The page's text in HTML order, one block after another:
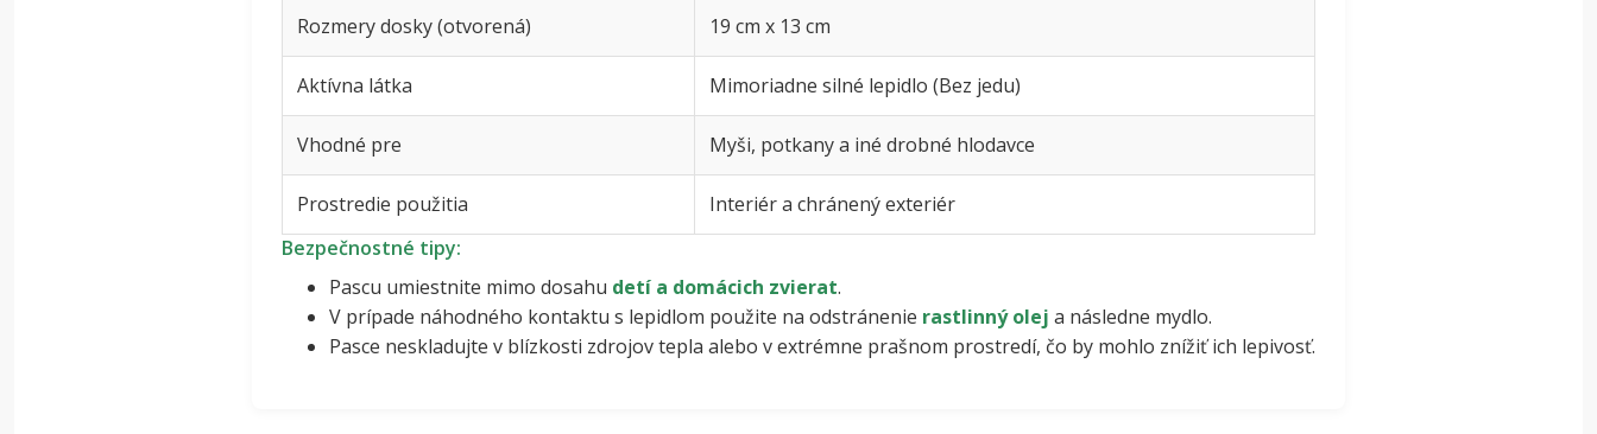
Rozmery dosky (otvorená) 19 cm x 13 cm
Aktívna látka Mimoriadne silné lepidlo (Bez jedu)
Vhodné pre Myši, potkany a iné drobné hlodavce
Prostredie použitia
Interiér a chránený exteriér
Bezpečnostné tipy:
Pascu umiestnite mimo dosahu detí a domácich zvierat.
V prípade náhodného kontaktu s lepidlom použite na odstránenie rastlinný olej a následne mydlo.
Pasce neskladujte v blízkosti zdrojov tepla alebo v extrémne prašnom prostredí, čo by mohlo znížiť ich lepivosť.